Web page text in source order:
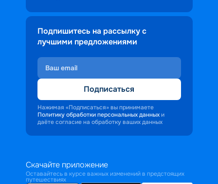
Подпишитесь на рассылку с
лучшими предложениями
Подписаться
Нажимая «Подписаться» вы принимаете
Политику обработки персональных данных и
даёте согласие на обработку ваших данных
Скачайте приложение
Оставайтесь в курсе важных изменений в предстоящих
путешествиях